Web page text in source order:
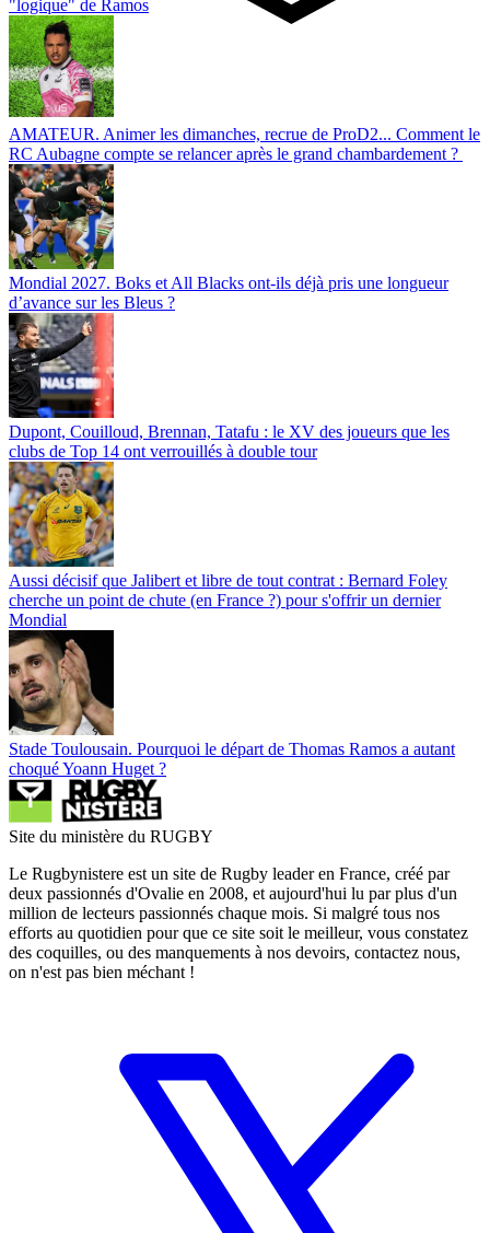
"logique" de Ramos
AMATEUR. Animer les dimanches, recrue de ProD2... Comment le
RC Aubagne compte se relancer après le grand chambardement ?
Mondial 2027. Boks et All Blacks ont-ils déjà pris une longueur
d’avance sur les Bleus ?
Dupont, Couilloud, Brennan, Tatafu : le XV des joueurs que les
clubs de Top 14 ont verrouillés à double tour
Aussi décisif que Jalibert et libre de tout contrat : Bernard Foley
cherche un point de chute (en France ?) pour s'offrir un dernier
Mondial
Stade Toulousain. Pourquoi le départ de Thomas Ramos a autant
choqué Yoann Huget ?
Site du ministère du RUGBY
Le Rugbynistere est un site de Rugby leader en France, créé par
deux passionnés d'Ovalie en 2008, et aujourd'hui lu par plus d'un
million de lecteurs passionnés chaque mois. Si malgré tous nos
efforts au quotidien pour que ce site soit le meilleur, vous constatez
des coquilles, ou des manquements à nos devoirs, contactez nous,
on n'est pas bien méchant !